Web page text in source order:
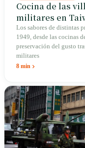
Cocina de las
militares en
Los sabores de distintas
1949, desde las cocinas
preservación del gusto
militares
8 min